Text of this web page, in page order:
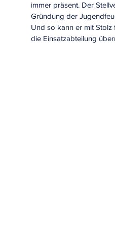
immer präsent. Der
Gründung der
Und so kann er mit
die Einsatzabteilung